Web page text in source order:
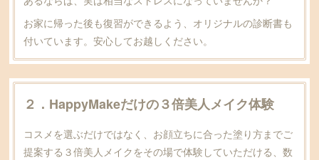
お家に帰った後も復習ができるよう、オリジナルの診断書も
付いています。安心してお越しください。
２．HappyMakeだけの３倍美人メイク体験
コスメを選ぶだけではなく、お顔立ちに合った塗り方までご
提案する３倍美人メイクをその場で体験していただける、数